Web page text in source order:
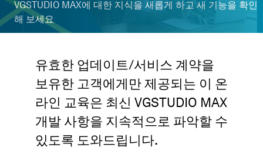
VGSTUDIO MAX에 대한 지식을 새롭게 하고 새 기능을 확인
해 보세요
유효한 업데이트/서비스 계약을
보유한 고객에게만 제공되는 이 온
라인 교육은 최신 VGSTUDIO MAX
개발 사항을 지속적으로 파악할 수
있도록 도와드립니다.